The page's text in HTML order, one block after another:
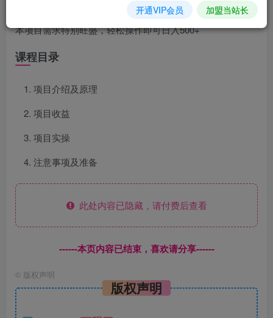
本项目需求特别旺盛，轻松操作即可日入500+
课程目录
项目介绍及原理
项目收益
项目实操
注意事项及准备
此处内容已隐藏，请付费后查看
------本页内容已结束，喜欢请分享------
© 版权声明
版权声明
开通VIP会员 加盟当站长